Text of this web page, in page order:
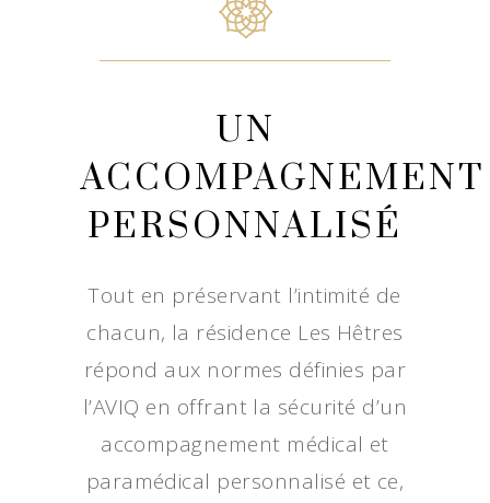
UN
ACCOMPAGNEMENT
PERSONNALISÉ
Tout en préservant l’intimité de
chacun, la résidence Les Hêtres
répond aux normes définies par
l’AVIQ en offrant la sécurité d’un
accompagnement médical et
paramédical personnalisé et ce,